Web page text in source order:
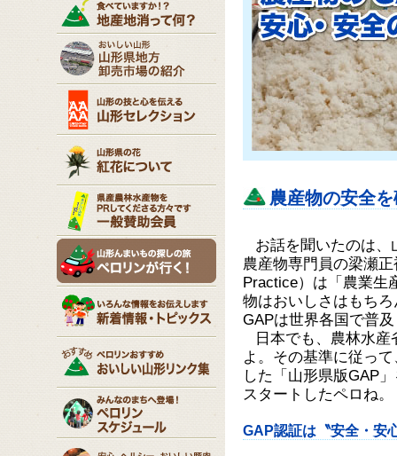
農産物の安全
お話を聞いたのは
農産物専門員の梁瀬
Practice）は「農業生
物はおいしさはもち
GAPは世界各国で普
日本でも、農林水
よ。その基準に従っ
した「山形県版GAP
スタートしたペロね。
GAP認証は〝安全・安